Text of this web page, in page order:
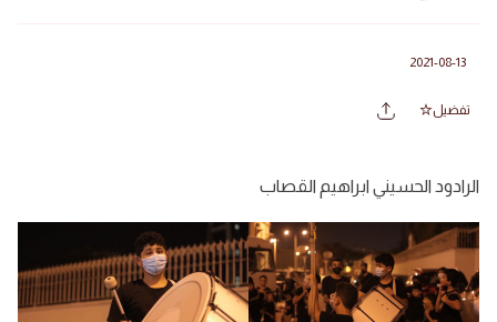
2021-08-13
تفضيل
الرادود الحسيني ابراهيم القصاب